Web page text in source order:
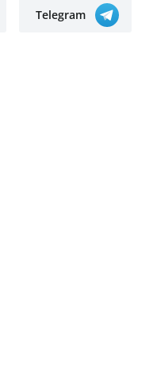
Telegram